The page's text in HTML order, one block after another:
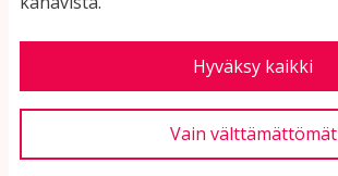
Hyväksy kaikki
Vain välttämättömät
Evästeasetukset